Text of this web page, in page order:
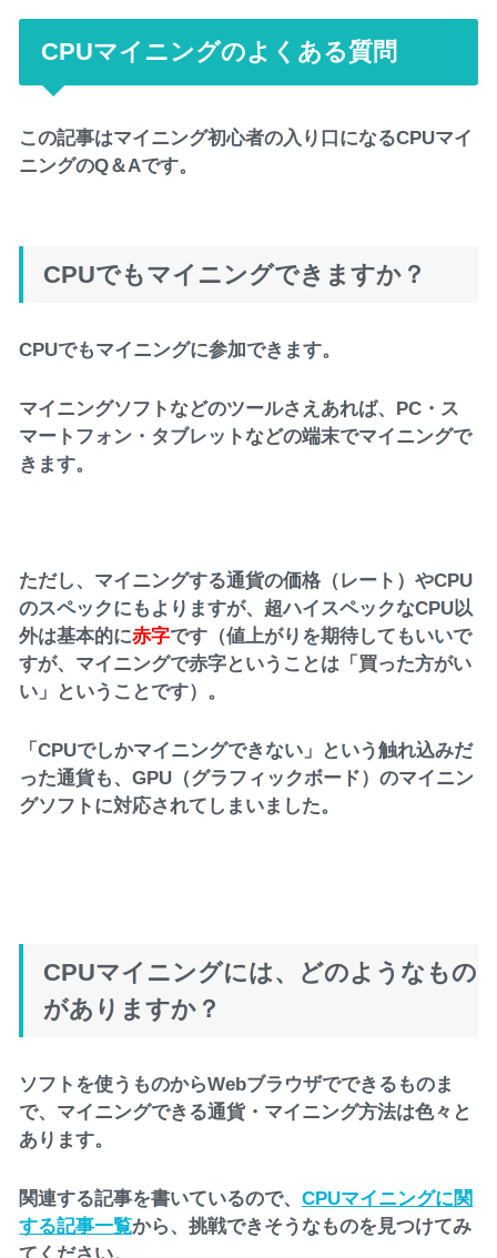
CPUマイニングのよくある質問
この記事はマイニング初心者の入り口になるCPUマイ
ニングのQ＆Aです。
CPUでもマイニングできますか？
CPUでもマイニングに参加できます。
マイニングソフトなどのツールさえあれば、PC・ス
マートフォン・タブレットなどの端末でマイニングで
きます。
ただし、マイニングする通貨の価格（レート）やCPU
のスペックにもよりますが、超ハイスペックなCPU以
外は基本的に赤字です（値上がりを期待してもいいで
すが、マイニングで赤字ということは「買った方がい
い」ということです）。
「CPUでしかマイニングできない」という触れ込みだ
った通貨も、GPU（グラフィックボード）のマイニン
グソフトに対応されてしまいました。
CPUマイニングには、どのようなもの
がありますか？
ソフトを使うものからWebブラウザでできるものま
で、マイニングできる通貨・マイニング方法は色々と
あります。
関連する記事を書いているので、CPUマイニングに関
する記事一覧から、挑戦できそうなものを見つけてみ